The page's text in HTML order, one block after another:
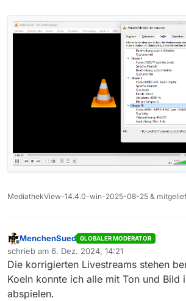
MediathekView-14.4.0-win-2025-08-25 &
Offline
MenchenSued GLOBALER MODERATOR
schrieb am 6. Dez. 2024, 14:21
zuletzt editiert von
Die korrigierten Livestreams stehen
Koeln konnte ich alle mit Ton und Bild
abspielen.